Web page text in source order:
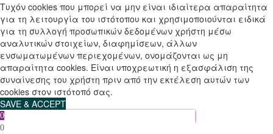
Τυχόν cookies που μπορεί να μην είναι ιδιαίτερα απαραίτητα
για τη λειτουργία του ιστότοπου και χρησιμοποιούνται ειδικά
για τη συλλογή προσωπικών δεδομένων χρήστη μέσω
αναλυτικών στοιχείων, διαφημίσεων, άλλων
ενσωματωμένων περιεχομένων, ονομάζονται ως μη
απαραίτητα cookies. Είναι υποχρεωτική η εξασφάλιση της
συναίνεσης του χρήστη πριν από την εκτέλεση αυτών των
cookies στον ιστότοπό σας.
SAVE & ACCEPT
0
0